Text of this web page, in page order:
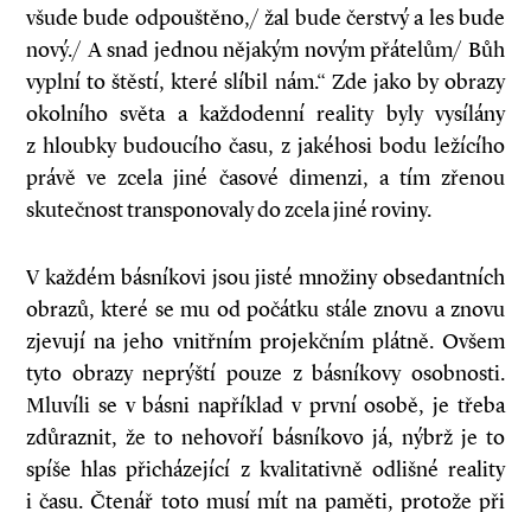
všude bude odpouštěno,/ žal bude čerstvý a les bude
nový./ A snad jednou nějakým novým přátelům/ Bůh
vyplní to štěstí, které slíbil nám.“ Zde jako by obrazy
okolního světa a každodenní reality byly vysílány
z hloubky budoucího času, z jakéhosi bodu ležícího
právě ve zcela jiné časové dimenzi, a tím zřenou
skutečnost transponovaly do zcela jiné roviny.
V každém básníkovi jsou jisté množiny obsedantních
obrazů, které se mu od počátku stále znovu a znovu
zjevují na jeho vnitřním projekčním plátně. Ovšem
tyto obrazy neprýští pouze z básníkovy osobnosti.
Mluví­li se v básni například v první osobě, je třeba
zdůraznit, že to nehovoří básníkovo já, nýbrž je to
spíše hlas přicházející z kvalitativně odlišné reality
i času. Čtenář toto musí mít na paměti, protože při